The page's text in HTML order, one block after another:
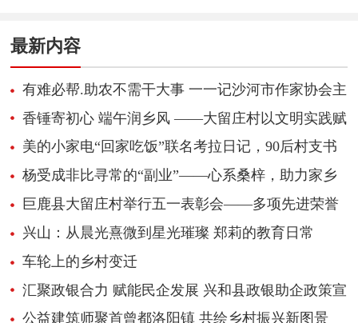
最新内容
有难必帮.助农不需干大事 一一记沙河市作家协会主
席戴召民
香锤寄初心 端午润乡风 ——大留庄村以文明实践赋
能和美乡村建设
美的小家电“回家吃饭”联名考拉日记，90后村支书
送饭视频出圈，诠释IP长期主义
杨受成非比寻常的“副业”——心系桑梓，助力家乡
发展巨鹿县大留庄村举行五一表彰会——多项先进荣誉
揭晓 树立乡村振兴榜样
兴山：从晨光熹微到星光璀璨 郑莉的教育日常
车轮上的乡村变迁
汇聚政银合力 赋能民企发展 兴和县政银助企政策宣
讲会成功举办
公益建筑师聚首曾都洛阳镇 共绘乡村振兴新图景